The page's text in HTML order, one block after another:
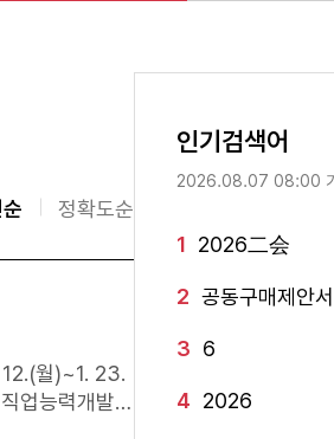
정확도순
12.(월)~1. 23.
인기검색어
2026.08.07 08:00
1 2026二会
2 공동구매제안서
3 6
4 2026